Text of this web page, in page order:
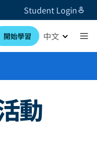
Student Login
開始學習 中文
動